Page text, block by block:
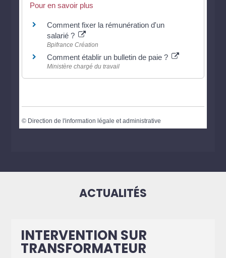
Pour en savoir plus
Comment fixer la rémunération d'un
salarié ?
Bpifrance Création
Comment établir un bulletin de paie ?
Ministère chargé du travail
© Direction de l'information légale et administrative
ACTUALITÉS
INTERVENTION SUR
TRANSFORMATEUR